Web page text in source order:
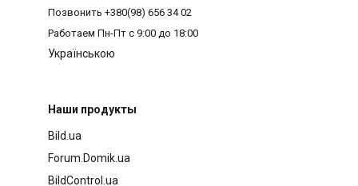
Позвонить +380(98) 656 34 02
Работаем Пн-Пт с 9:00 до 18:00
Українською
Наши продукты
Bild.ua
Forum.Domik.ua
BildControl.ua